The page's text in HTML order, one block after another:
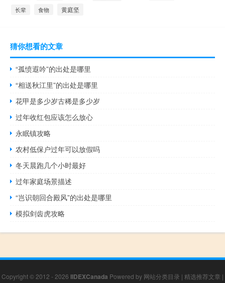
长辈 食物 黄庭坚
猜你想看的文章
“孤愤遐吟”的出处是哪里
“相送秋江里”的出处是哪里
花甲是多少岁古稀是多少岁
过年收红包应该怎么放心
永眠镇攻略
农村低保户过年可以放假吗
冬天晨跑几个小时最好
过年家庭场景描述
“岂识朝回合殿风”的出处是哪里
模拟剑齿虎攻略
Copyright © 2012 - 2026 IIDEXCanada Powered by 网站分类目录 | 精选推荐文章 |